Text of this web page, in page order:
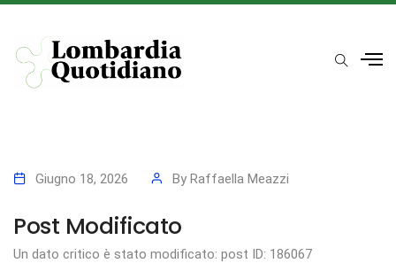
Giugno 18, 2026 By Raffaella Meazzi
Post Modificato
Un dato critico è stato modificato: post ID: 186067